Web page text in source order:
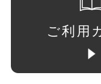
ご利用